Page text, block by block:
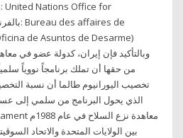
وبالتأكيد فإن إيران، كدولة عضو في
من حقها أن تملك برنامجاً نووياً
الذي يحول البرنامج من سلمي إلى
بين الولايات المتحدة والاتحاد